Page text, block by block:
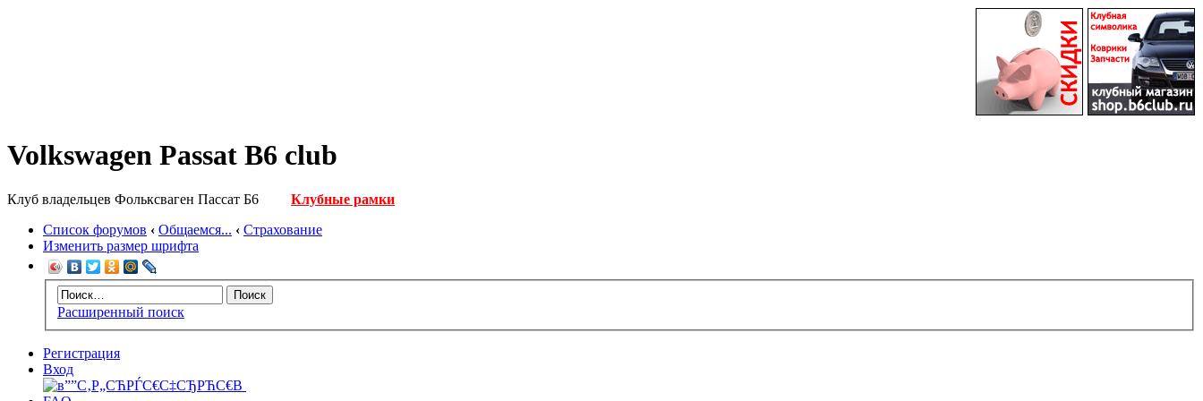
Volkswagen Passat B6 club
Клуб владельцев Фольксваген Пассат Б6
Клубные рамки
Список форумов ‹ Общаемся... ‹ Страхование
Изменить размер шрифта
Расширенный поиск
Регистрация
Вход